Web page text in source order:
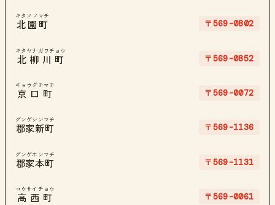
北園町
キタソノマチ
〒569-0802
北柳川町
キタヤナガワチョウ
〒569-0852
京口町
キョウグチマチ
〒569-0072
郡家新町
グンゲシンマチ
〒569-1136
郡家本町
グンゲホンマチ
〒569-1131
高西町
コウサイチョウ
〒569-0061